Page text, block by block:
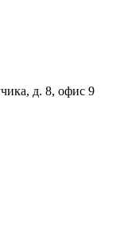
д. 8, офис 9